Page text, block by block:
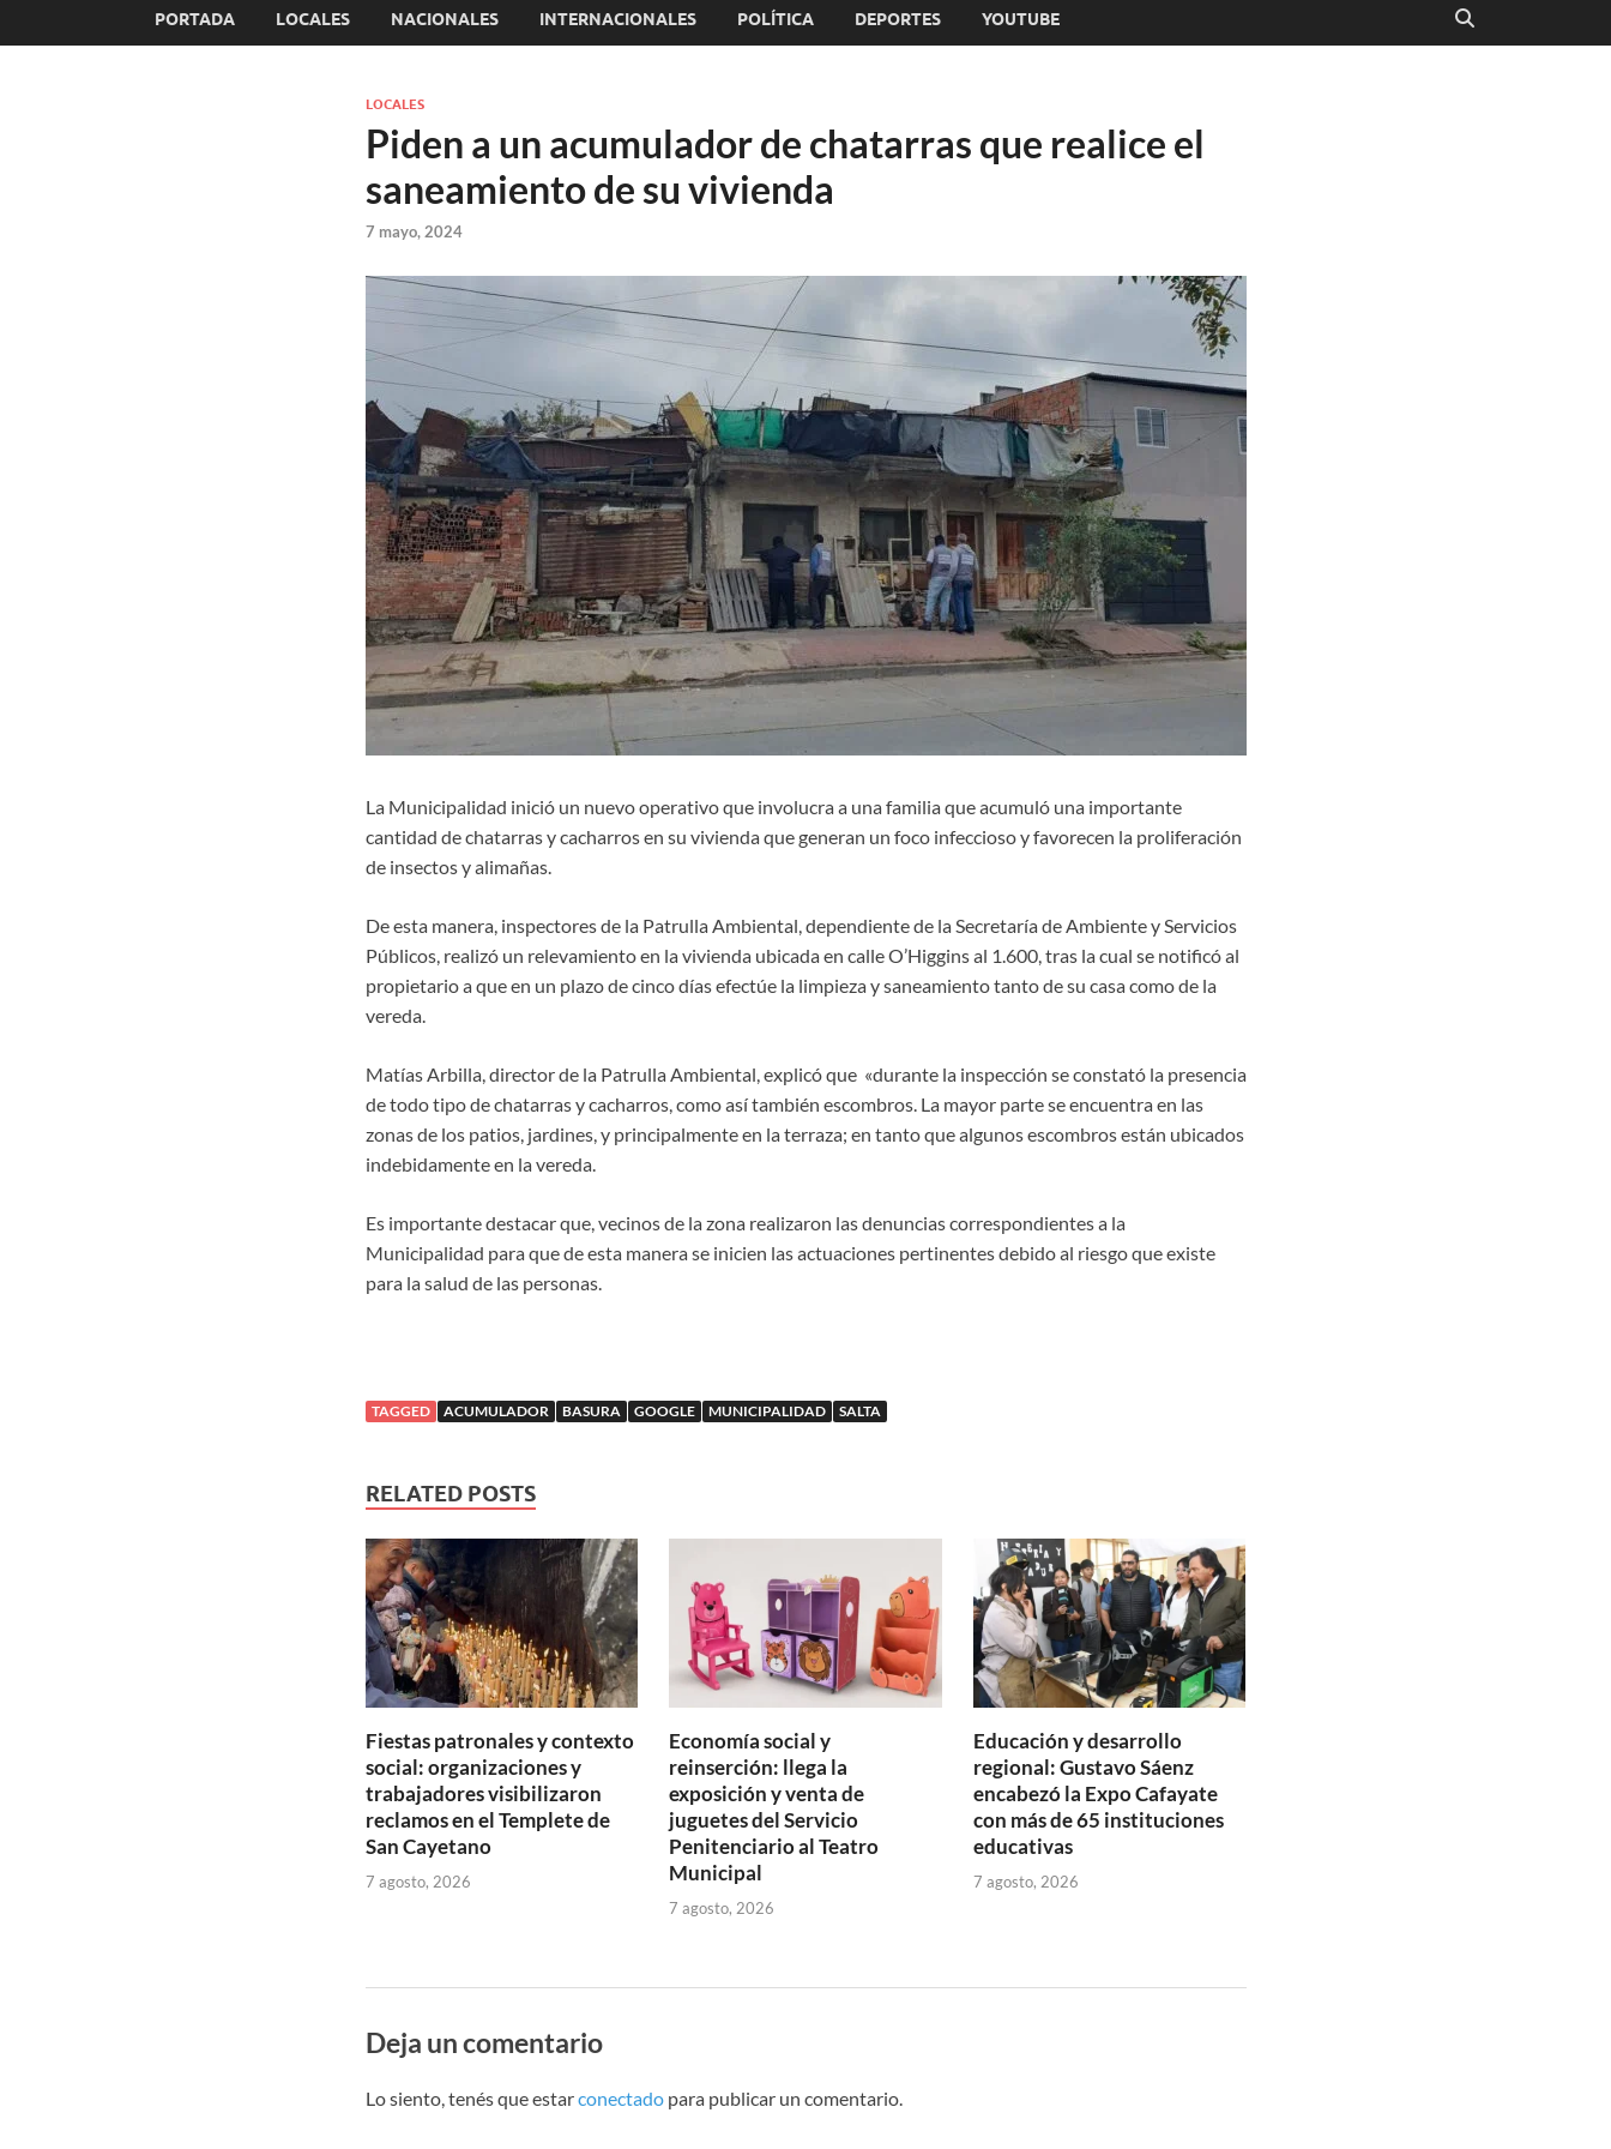
PORTADA LOCALES NACIONALES INTERNACIONALES POLÍTICA DEPORTES YOUTUBE
LOCALES
Piden a un acumulador de chatarras que realice el
saneamiento de su vivienda
7 mayo, 2024
La Municipalidad inició un nuevo operativo que involucra a una familia que acumuló una importante
cantidad de chatarras y cacharros en su vivienda que generan un foco infeccioso y favorecen la proliferación
de insectos y alimañas.
De esta manera, inspectores de la Patrulla Ambiental, dependiente de la Secretaría de Ambiente y Servicios
Públicos, realizó un relevamiento en la vivienda ubicada en calle O’Higgins al 1.600, tras la cual se notificó al
propietario a que en un plazo de cinco días efectúe la limpieza y saneamiento tanto de su casa como de la
vereda.
Matías Arbilla, director de la Patrulla Ambiental, explicó que «durante la inspección se constató la presencia
de todo tipo de chatarras y cacharros, como así también escombros. La mayor parte se encuentra en las
zonas de los patios, jardines, y principalmente en la terraza; en tanto que algunos escombros están ubicados
indebidamente en la vereda.
Es importante destacar que, vecinos de la zona realizaron las denuncias correspondientes a la
Municipalidad para que de esta manera se inicien las actuaciones pertinentes debido al riesgo que existe
para la salud de las personas.
TAGGED ACUMULADOR BASURA GOOGLE MUNICIPALIDAD SALTA
RELATED POSTS
Fiestas patronales y contexto
social: organizaciones y
trabajadores visibilizaron
reclamos en el Templete de
San Cayetano
7 agosto, 2026
Economía social y
reinserción: llega la
exposición y venta de
juguetes del Servicio
Penitenciario al Teatro
Municipal
7 agosto, 2026
Educación y desarrollo
regional: Gustavo Sáenz
encabezó la Expo Cafayate
con más de 65 instituciones
educativas
7 agosto, 2026
Deja un comentario
Lo siento, tenés que estarconectadopara publicar un comentario.